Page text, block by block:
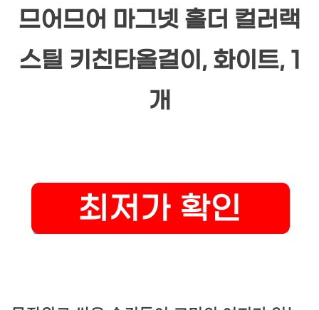
므어므어 마그넷 홀더 컬러랙
스틸 키친타올걸이, 화이트, 1
개